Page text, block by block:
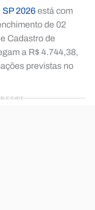
2026 está com
de 02
Cadastro de
a R$ 4.744,38,
previstas no